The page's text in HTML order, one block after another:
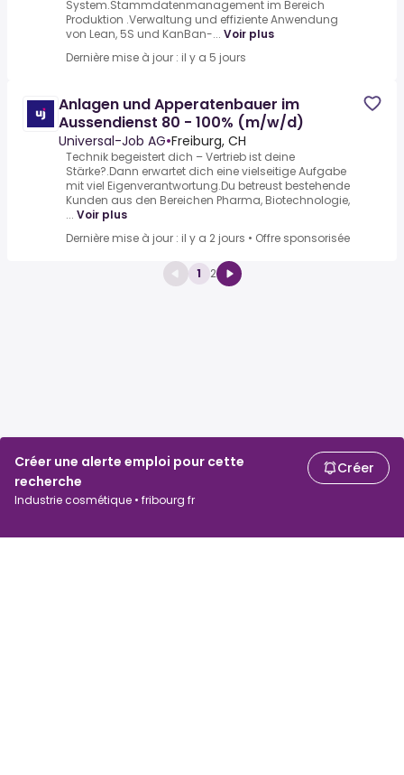
Créer une alerte emploi pour cette
recherche
Industrie cosmétique • fribourg fr
Créer
System.Stammdatenmanagement im Bereich
Produktion .Verwaltung und effiziente Anwendung
von Lean, 5S und KanBan-... Voir plus
Dernière mise à jour : il y a 5 jours
Anlagen und Apperatenbauer im
Aussendienst 80 - 100% (m/w/d)
Universal-Job AG•Freiburg, CH
Technik begeistert dich – Vertrieb ist deine
Stärke?.Dann erwartet dich eine vielseitige Aufgabe
mit viel Eigenverantwortung.Du betreust bestehende
Kunden aus den Bereichen Pharma, Biotechnologie,
... Voir plus
Dernière mise à jour : il y a 2 jours • Offre sponsorisée
1 2